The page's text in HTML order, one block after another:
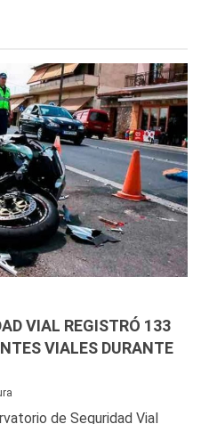
VIAL REGISTRÓ 133
VIALES DURANTE
de Seguridad Vial